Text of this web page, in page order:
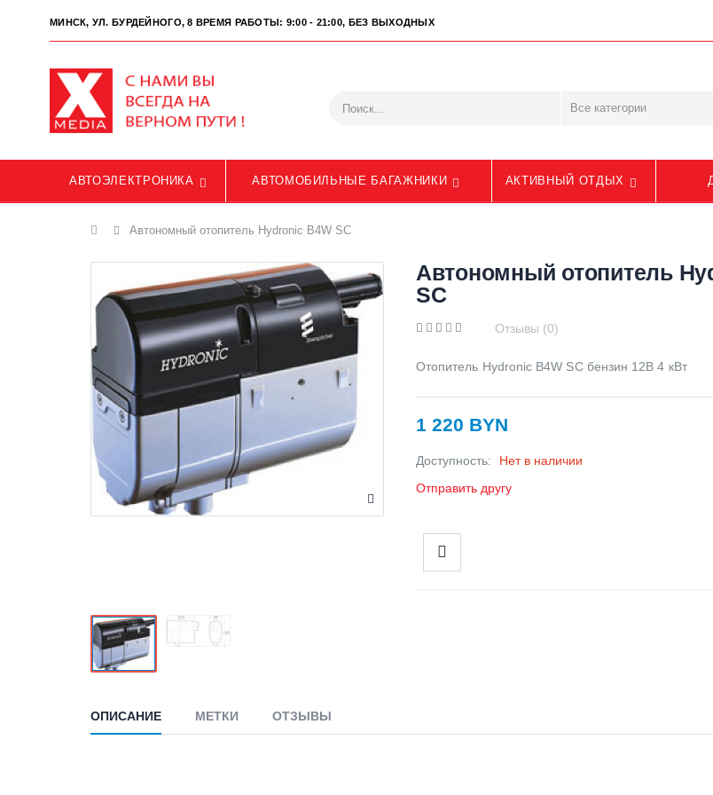
МИНСК, УЛ. БУРДЕЙНОГО, 8 ВРЕМЯ РАБОТЫ: 9:00 - 21:00, БЕЗ ВЫХОДНЫХ
АВТОЭЛЕКТРОНИКА АВТОМОБИЛЬНЫЕ БАГАЖНИКИ АКТИВНЫЙ ОТДЫХ
Главная
Автономный отопитель Hydronic B4W SС
Автономный отопитель
SС
Отзывы (0)
Отопитель Hydronic B4W SС бензин 12В 4 кВт
1 220 BYN
Доступность:
Нет в наличии
Отправить другу
ОПИСАНИЕ МЕТКИ ОТЗЫВЫ